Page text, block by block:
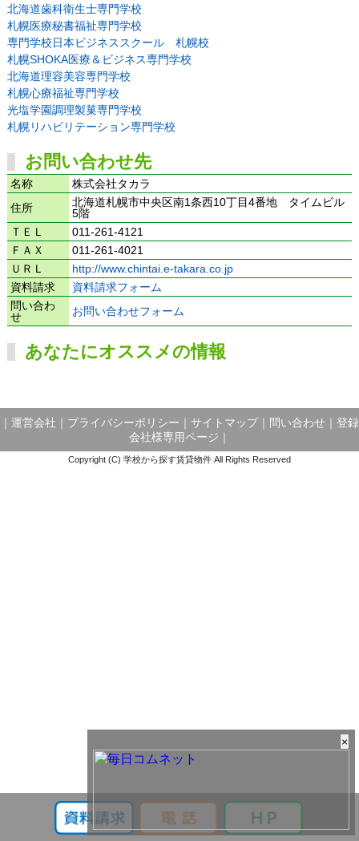
北海道歯科衛生士専門学校
札幌医療秘書福祉専門学校
専門学校日本ビジネススクール 札幌校
札幌SHOKA医療＆ビジネス専門学校
北海道理容美容専門学校
札幌心療福祉専門学校
光塩学園調理製菓専門学校
札幌リハビリテーション専門学校
お問い合わせ先
名称
株式会社タカラ
住所
北海道札幌市中央区南1条西10丁目4番地 タイムビル
5階
ＴＥＬ
011-261-4121
ＦＡＸ
011-261-4021
ＵＲＬ
http://www.chintai.e-takara.co.jp
資料請求
資料請求フォーム
問い合わ
せ
お問い合わせフォーム
あなたにオススメの情報
運営会社 プライバシーポリシー サイトマップ｜ 問い合わせ
登録
会社様専用ページ
Copyright (C) 学校から探す賃貸物件 All Rights Reserved